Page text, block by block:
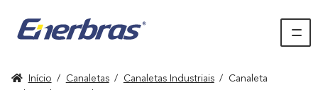
Início / Canaletas / Canaletas Industriais /
Canaleta